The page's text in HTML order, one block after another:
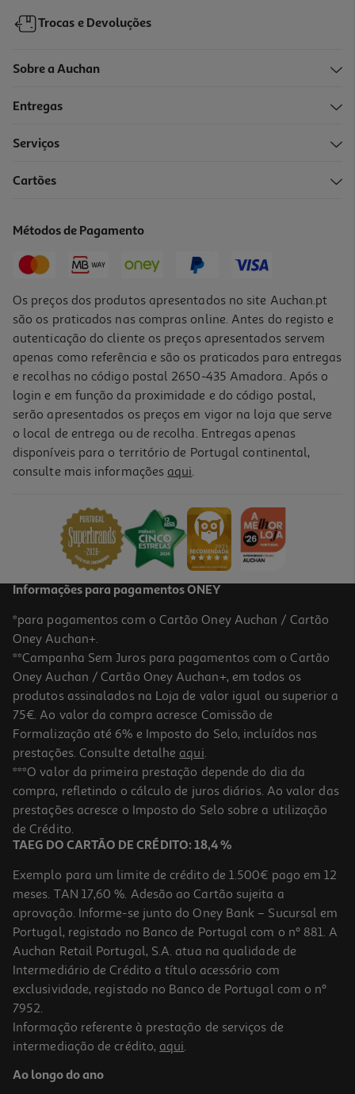
Trocas e Devoluções
Sobre a Auchan
Entregas
Serviços
Cartões
Métodos de Pagamento
Os preços dos produtos apresentados no site Auchan.pt
são os praticados nas compras online. Antes do registo e
autenticação do cliente os preços apresentados servem
apenas como referência e são os praticados para entregas
e recolhas no código postal 2650-435 Amadora. Após o
login e em função da proximidade e do código postal,
serão apresentados os preços em vigor na loja que serve
o local de entrega ou de recolha. Entregas apenas
disponíveis para o território de Portugal continental,
consulte mais informações aqui.
Informações para pagamentos ONEY
*para pagamentos com o Cartão Oney Auchan / Cartão
Oney Auchan+.
**Campanha Sem Juros para pagamentos com o Cartão
Oney Auchan / Cartão Oney Auchan+, em todos os
produtos assinalados na Loja de valor igual ou superior a
75€. Ao valor da compra acresce Comissão de
Formalização até 6% e Imposto do Selo, incluídos nas
prestações. Consulte detalhe aqui.
***O valor da primeira prestação depende do dia da
compra, refletindo o cálculo de juros diários. Ao valor das
prestações acresce o Imposto do Selo sobre a utilização
de Crédito.
TAEG DO CARTÃO DE CRÉDITO: 18,4 %
Exemplo para um limite de crédito de 1.500€ pago em 12
meses. TAN 17,60 %. Adesão ao Cartão sujeita a
aprovação. Informe-se junto do Oney Bank – Sucursal em
Portugal, registado no Banco de Portugal com o nº 881. A
Auchan Retail Portugal, S.A. atua na qualidade de
Intermediário de Crédito a título acessório com
exclusividade, registado no Banco de Portugal com o nº
7952.
Informação referente à prestação de serviços de
intermediação de crédito, aqui.
Ao longo do ano